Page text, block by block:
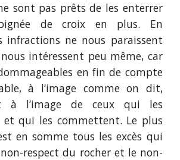
sont pas prêts de les enterrer
de croix en plus. En
infractions ne nous paraissent
intéressent peu même, car
en fin de compte
à l’image comme on dit,
à l’image de ceux qui les
qui les commettent. Le plus
en somme tous les excès qui
respect du rocher et le non-